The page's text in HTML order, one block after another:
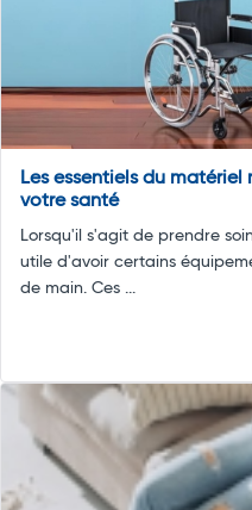
Les essentiels du
votre santé
Lorsqu'il s'agit de prendre
utile d'avoir certains
de main. Ces ...